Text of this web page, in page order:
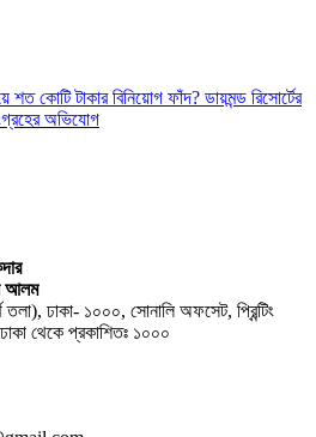
আলম
তলা), ঢাকা- ১০০০, সোনালি অফসেট, প্রিন্টিং
থেকে প্রকাশিতঃ ১০০০